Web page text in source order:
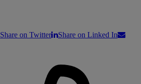
Share on Twitter
Share on Linked In